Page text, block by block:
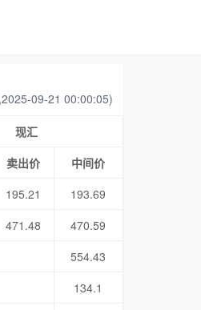
09-21 00:00:05)
现汇
卖出价
中间价
195.21
193.69
471.48
470.59
554.43
134.1